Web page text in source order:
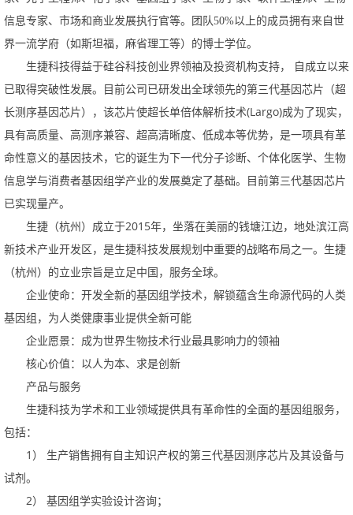
信息专家、市场和商业发展执行官等。团队50%以上的成员拥有来自世
界一流学府（如斯坦福，麻省理工等）的博士学位。
生捷科技得益于硅谷科技创业界领袖及投资机构支持，
自成立以来
已取得突破性发展。目前公司已研发出全球领先的第三代基因芯片（超
长测序基因芯片），该芯片使超长单倍体解析技术(Largo)成为了现实，
具有高质量、高测序兼容、超高清晰度、低成本等优势，是一项具有革
命性意义的基因技术，它的诞生为下一代分子诊断、个体化医学、生物
信息学与消费者基因组学产业的发展奠定了基础。目前第三代基因芯片
已实现量产。
生捷（杭州）成立于2015年，坐落在美丽的钱塘江边，地处滨江高
新技术产业开发区，是生捷科技发展规划中重要的战略布局之一。生捷
（杭州）的立业宗旨是立足中国，服务全球。
企业使命：开发全新的基因组学技术，解锁蕴含生命源代码的人类
基因组，为人类健康事业提供全新可能
企业愿景：成为世界生物技术行业最具影响力的领袖
核心价值：以人为本、求是创新
产品与服务
生捷科技为学术和工业领域提供具有革命性的全面的基因组服务，
包括：
1 ）
生产销售拥有自主知识产权的第三代基因测序芯片及其设备与
试剂。
2） 基因组学实验设计咨询；